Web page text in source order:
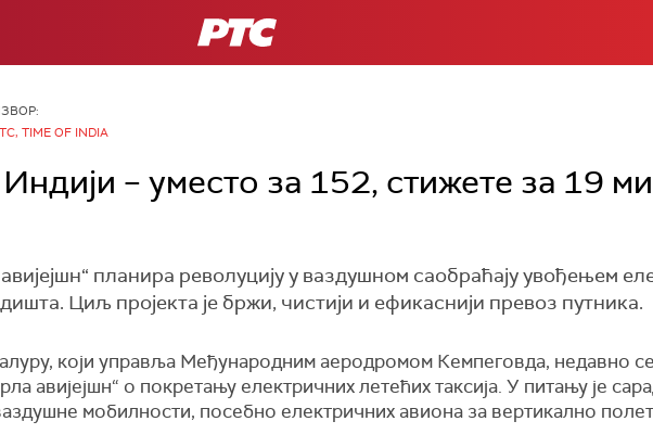
РТС
TIME OF INDIA
– уместо за 152, стижете за 19
планира револуцију у ваздушном саобраћају увођењем
Циљ пројекта је бржи, чистији и ефикаснији превоз путника.
уру, који управља Међународним аеродромом Кемпеговда, недавно се
авијејшн“ о покретању електричних летећих таксија. У питању је
мобилности, посебно електричних авиона за вертикално